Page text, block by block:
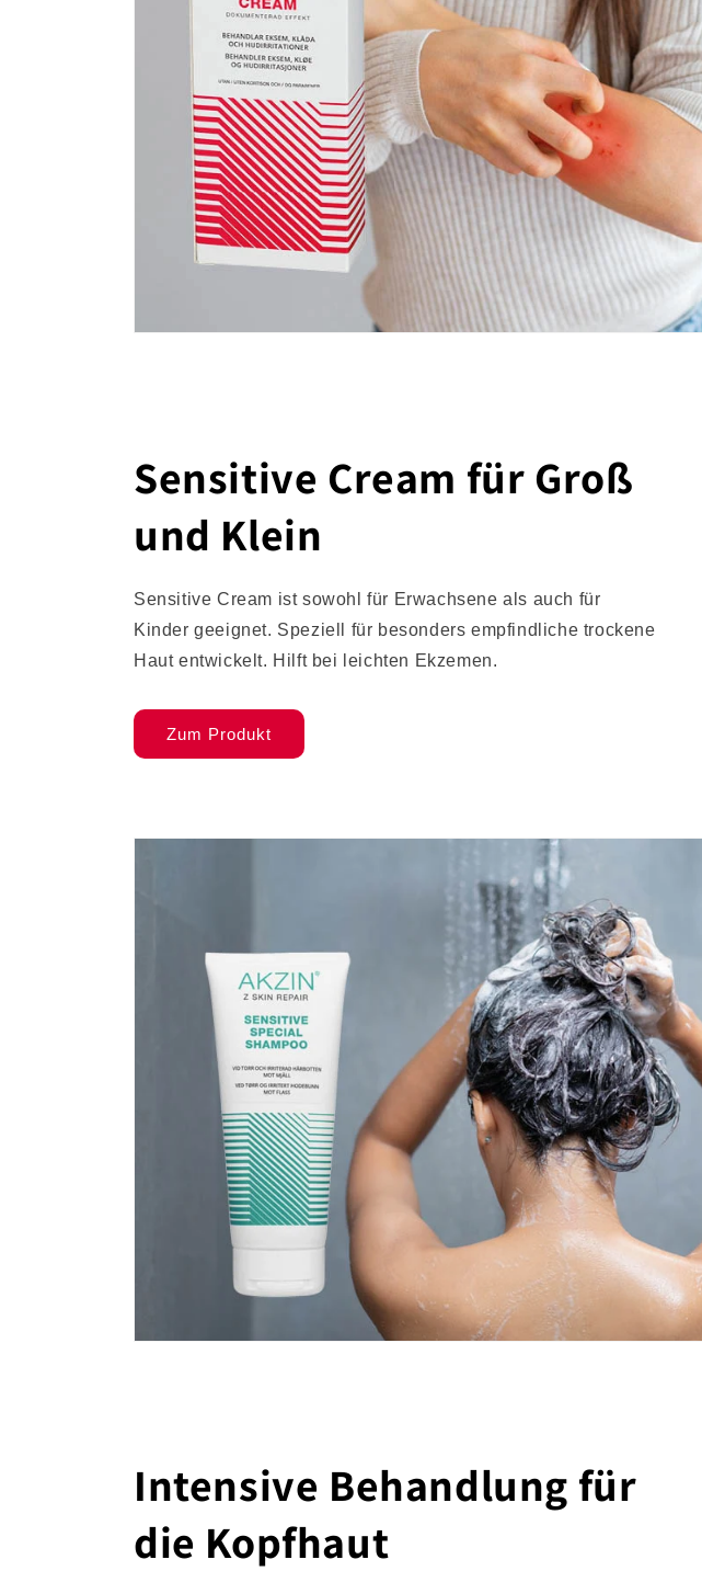
Sensitive Cream für Groß
und Klein
Sensitive Cream ist sowohl für Erwachsene als auch für
Kinder geeignet. Speziell für besonders empfindliche trockene
Haut entwickelt. Hilft bei leichten Ekzemen.
Zum Produkt
Intensive Behandlung für
die Kopfhaut